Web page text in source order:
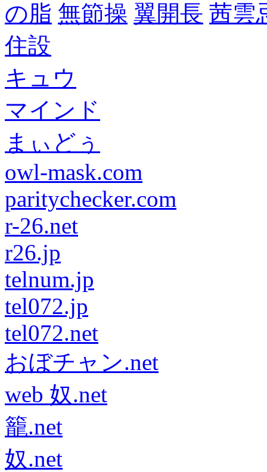
の脂 無節操 翼開長 茜雲
住設
キュウ
マインド
まぃどぅ
owl-mask.com
paritychecker.com
r-26.net
r26.jp
telnum.jp
tel072.jp
tel072.net
おぼチャン.net
web 奴.net
籠.net
奴.net